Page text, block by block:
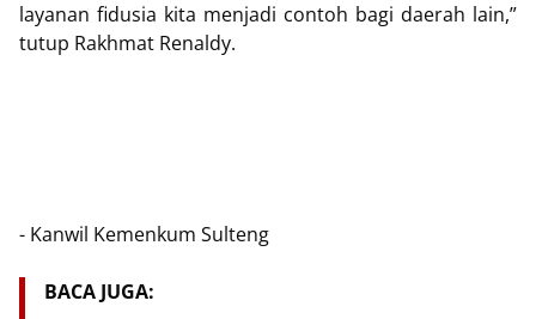
layanan fidusia kita menjadi contoh bagi daerah lain,”
tutup Rakhmat Renaldy.
- Kanwil Kemenkum Sulteng
BACA JUGA: